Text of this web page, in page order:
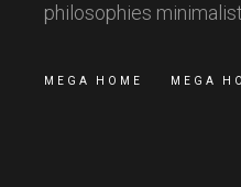
philosophies
MEGA HOME MEGA